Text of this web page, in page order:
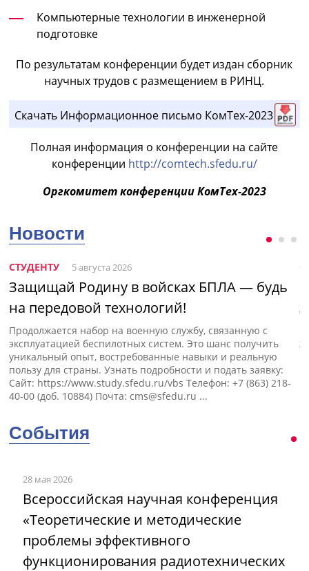
Компьютерные технологии в инженерной
подготовке
По результатам конференции будет издан сборник
научных трудов с размещением в РИНЦ.
Скачать Информационное письмо КомТех-2023
Полная информация о конференции на сайте
конференции http://comtech.sfedu.ru/
Оргкомитет конференции КомТех-2023
Новости
СТУДЕНТУ 5 августа 2026
Защищай Родину в войсках БПЛА — будь
на передовой технологий!
Продолжается набор на военную службу, связанную с
эксплуатацией беспилотных систем. Это шанс получить
уникальный опыт, востребованные навыки и реальную
пользу для страны. Узнать подробности и подать заявку:
Сайт: https://www.study.sfedu.ru/vbs Телефон: +7 (863) 218-
40-00 (доб. 10884) Почта:cms@sfedu.ru ...
События
28 мая 2026
Всероссийская научная конференция
«Теоретические и методические
проблемы эффективного
функционирования радиотехнических